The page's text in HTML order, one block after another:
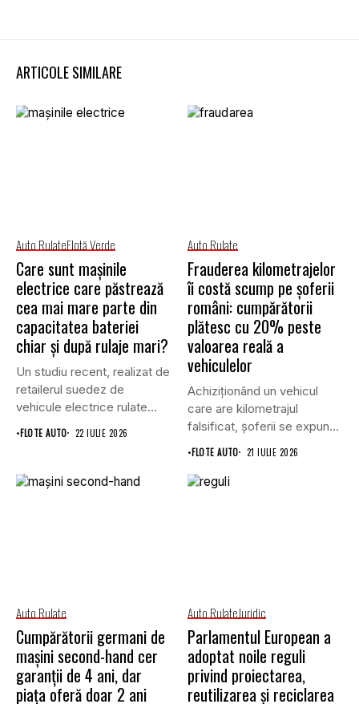
ARTICOLE SIMILARE
Auto RulateFlotă Verde
Care sunt mașinile
electrice care păstrează
cea mai mare parte din
capacitatea bateriei
chiar și după rulaje mari?
Un studiu recent, realizat de
retailerul suedez de
vehicule electrice rulate
Carla,...
•FLOTE AUTO 22 IULIE 2026
Auto Rulate
Frauderea kilometrajelor
îi costă scump pe șoferii
români: cumpărătorii
plătesc cu 20% peste
valoarea reală a
vehiculelor
Achiziționând un vehicul
care are kilometrajul
falsificat, șoferii se expun
pe două...
•FLOTE AUTO 21 IULIE 2026
Auto Rulate
Cumpărătorii germani de
mașini second-hand cer
garanții de 4 ani, dar
piața oferă doar 2 ani
Auto RulateJuridic
Parlamentul European a
adoptat noile reguli
privind proiectarea,
reutilizarea și reciclarea